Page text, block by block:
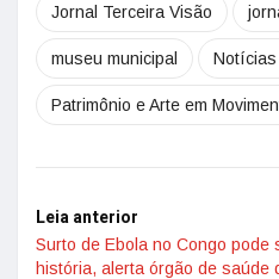
Jornal Terceira Visão
museu municipal Notícias
Patrimônio e Arte em
Leia anterior
Surto de Ebola no Congo pode
história, alerta órgão de saúde